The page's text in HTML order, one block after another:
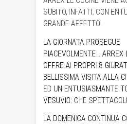
SUBITO, INFATTI, CON
GRANDE AFFETTO!
LA GIORNATA PROSEGUE
PIACEVOLMENTE… ARREX
OFFRE AI PROPRI 8
BELLISSIMA VISITA ALLA
ED UN ENTUSIASMANTE
VESUVIO: CHE
LA DOMENICA CONTINUA